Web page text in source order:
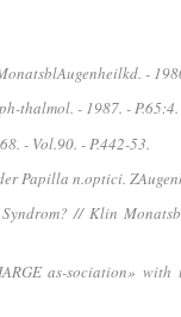
-
thalmol. - 1987. - P.65:4.
- Vol.90. - P.442-53.
Papilla n.optici.
Syndrom? // Klin
as-sociation»